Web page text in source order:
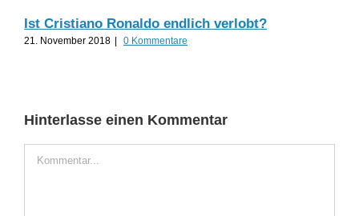
Ist Cristiano Ronaldo endlich verlobt?
21. November 2018 0 Kommentare
Hinterlasse einen Kommentar